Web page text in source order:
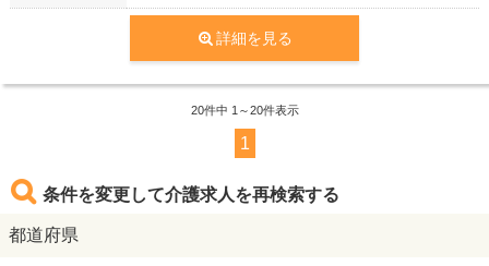
詳細を見る
20件中 1～20件表示
1
条件を変更して介護求人を再検索する
都道府県